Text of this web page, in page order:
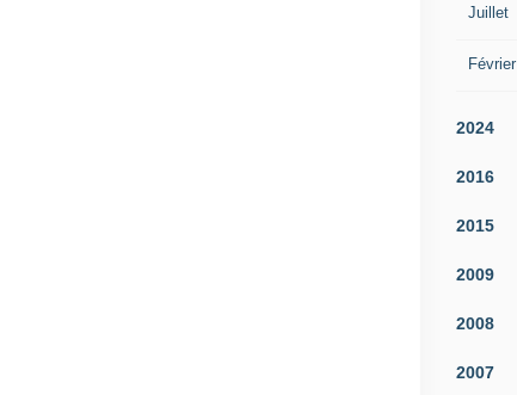
Juillet
Février
2024
2016
2015
2009
2008
2007